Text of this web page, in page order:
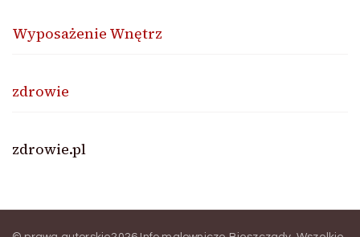
Wyposażenie Wnętrz
zdrowie
zdrowie.pl